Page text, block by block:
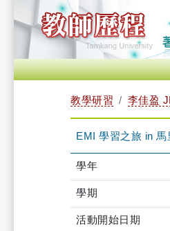
教學研習 李佳盈
EMI 學習之旅 in
學年
學期
活動開始日期